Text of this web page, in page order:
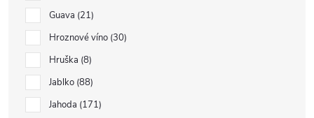
Guava 21
Hroznové víno 30
Hruška 8
Jablko 88
Jahoda 171